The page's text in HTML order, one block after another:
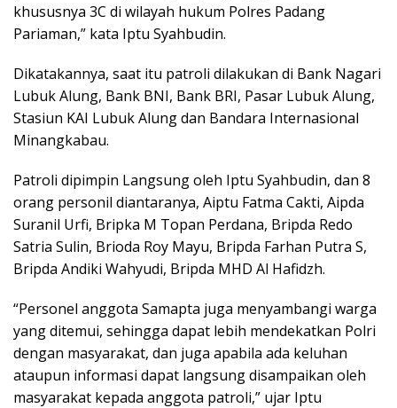
khususnya 3C di wilayah hukum Polres Padang
Pariaman,” kata Iptu Syahbudin.
Dikatakannya, saat itu patroli dilakukan di Bank Nagari
Lubuk Alung, Bank BNI, Bank BRI, Pasar Lubuk Alung,
Stasiun KAI Lubuk Alung dan Bandara Internasional
Minangkabau.
Patroli dipimpin Langsung oleh Iptu Syahbudin, dan 8
orang personil diantaranya, Aiptu Fatma Cakti, Aipda
Suranil Urfi, Bripka M Topan Perdana, Bripda Redo
Satria Sulin, Brioda Roy Mayu, Bripda Farhan Putra S,
Bripda Andiki Wahyudi, Bripda MHD Al Hafidzh.
“Personel anggota Samapta juga menyambangi warga
yang ditemui, sehingga dapat lebih mendekatkan Polri
dengan masyarakat, dan juga apabila ada keluhan
ataupun informasi dapat langsung disampaikan oleh
masyarakat kepada anggota patroli,” ujar Iptu